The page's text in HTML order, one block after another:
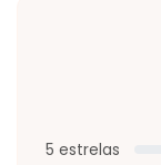
5 estrelas